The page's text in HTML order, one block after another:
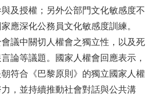
及授權；另外公部門文化敏感度不
應深化公務員文化敏感度訓練。
議中關切人權會之獨立性，以及死
論等議題。國家人權會回應表示，
符合《巴黎原則》的獨立國家人權
，並持續推動社會對話與公共溝